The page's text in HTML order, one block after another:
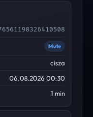
Mute
cisza
06.08.2026 00:30
1 min